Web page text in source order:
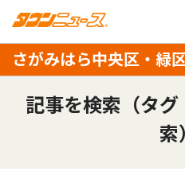
さがみはら中央区・緑
記事を検索（タ
索